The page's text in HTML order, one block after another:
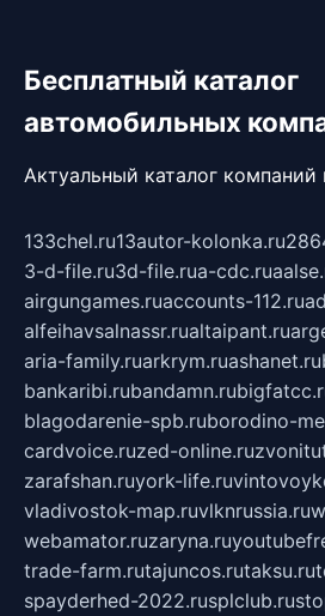
Бесплатный каталог
автомобильных
Актуальный каталог компаний
133chel.ru13autor-kolonka.ru
3-d-file.ru3d-file.rua-cdc.ru
airgungames.ruaccounts-112.ru
alfeihavsalnassr.rualtaipant.ru
aria-family.ruarkrym.ruashanet.ru
bankaribi.rubandamn.ru
blagodarenie-spb.ruborodino-
cardvoice.ruzed-online.ru
zarafshan.ruyork-life.ru
vladivostok-map.ruvlknrussia.ru
webamator.ruzaryna.ru
trade-farm.rutajuncos.rutaksu.ru
spayderhed-2022.rusplclub.ru